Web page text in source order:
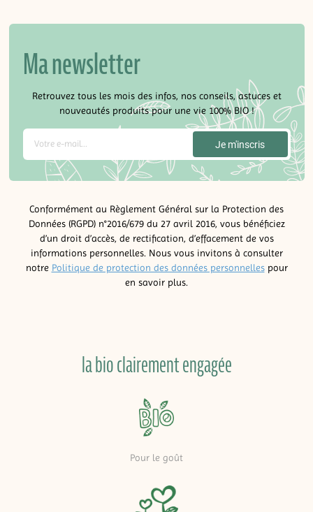
Ma newsletter
Retrouvez tous les mois des infos, nos conseils, astuces et
nouveautés produits pour une vie 100% BIO !
Conformément au Règlement Général sur la Protection des
Données (RGPD) n°2016/679 du 27 avril 2016, vous bénéficiez
d’un droit d’accès, de rectification, d’effacement de vos
informations personnelles. Nous vous invitons à consulter
notre Politique de protection des données personnellespour
en savoir plus.
la bio clairement engagée
Pour le goût